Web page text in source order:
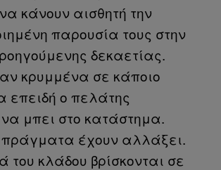
κάνουν αισθητή την
παρουσία τους στην
δεκαετίας.
κρυμμένα σε κάποιο
επειδή ο πελάτης
μπει στο κατάστημα.
έχουν αλλάξει.
κλάδου βρίσκονται σε